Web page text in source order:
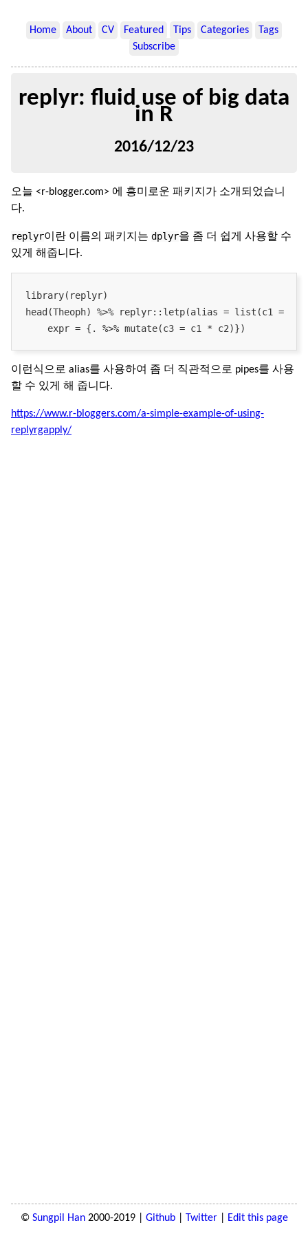
Home About CV Featured Tips Categories
Tags
Subscribe
replyr: fluid use of big data
in R
2016/12/23
오늘 <r-blogger.com> 에 흥미로운 패키지가 소개되었습니
다.
replyr이란 이름의 패키지는 dplyr을 좀 더 쉽게 사용할 수
있게 해줍니다.
library(replyr)
head(Theoph) %>% replyr::letp(alias = list(c1 =
이런식으로 alias를 사용하여 좀 더 직관적으로 pipes를 사용
할 수 있게 해 줍니다.
https://www.r-bloggers.com/a-simple-example-of-using-
replyrgapply/
© Sungpil Han2000-2019 | Github| Twitter| Edit this page